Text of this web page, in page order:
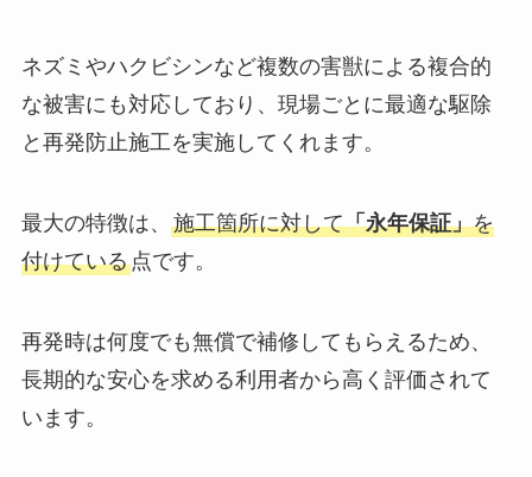
ネズミやハクビシンなど複数の害獣による複合的
な被害にも対応しており、現場ごとに最適な駆除
と再発防止施工を実施してくれます。
最大の特徴は、 施工箇所に対して「永年保証」を
付けている点です。
再発時は何度でも無償で補修してもらえるため、
長期的な安心を求める利用者から高く評価されて
います。